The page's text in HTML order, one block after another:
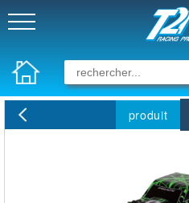
produit